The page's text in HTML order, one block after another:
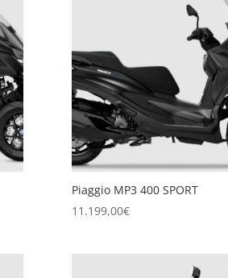
Piaggio MP3 400 SPORT
11.199,00€